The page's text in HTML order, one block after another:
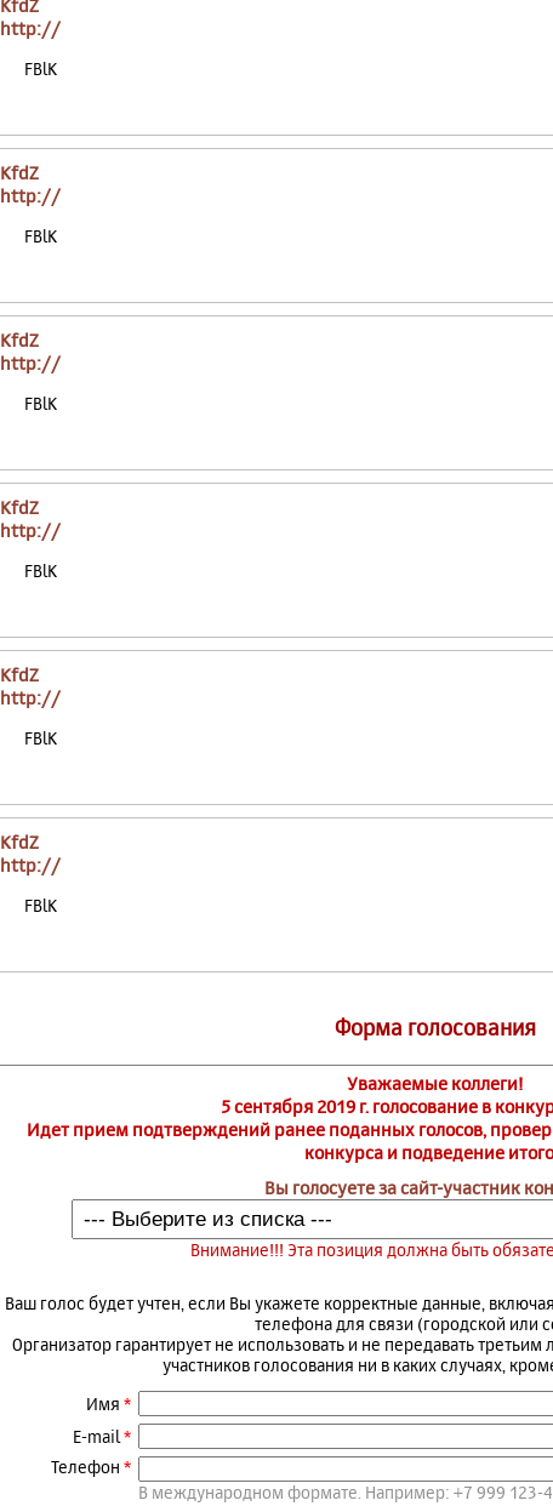
KfdZ
http://
FBlK
KfdZ
http://
FBlK
KfdZ
http://
FBlK
KfdZ
http://
FBlK
KfdZ
http://
FBlK
KfdZ
http://
FBlK
Форма голосования
Уважаемые коллеги!
5 сентября 2019 г. голосование в
Идет прием подтверждений ранее поданных голосов,
конкурса и подведение
Вы голосуете за сайт-участник
Внимание!!! Эта позиция должна быть
Ваш голос будет учтен, если Вы укажете корректные данные,
телефона для связи (городской или
Организатор гарантирует не использовать и не передавать
участников голосования ни в каких случаях,
Имя *
E-mail *
Телефон *
В международном формате. Например: +7 999 123-